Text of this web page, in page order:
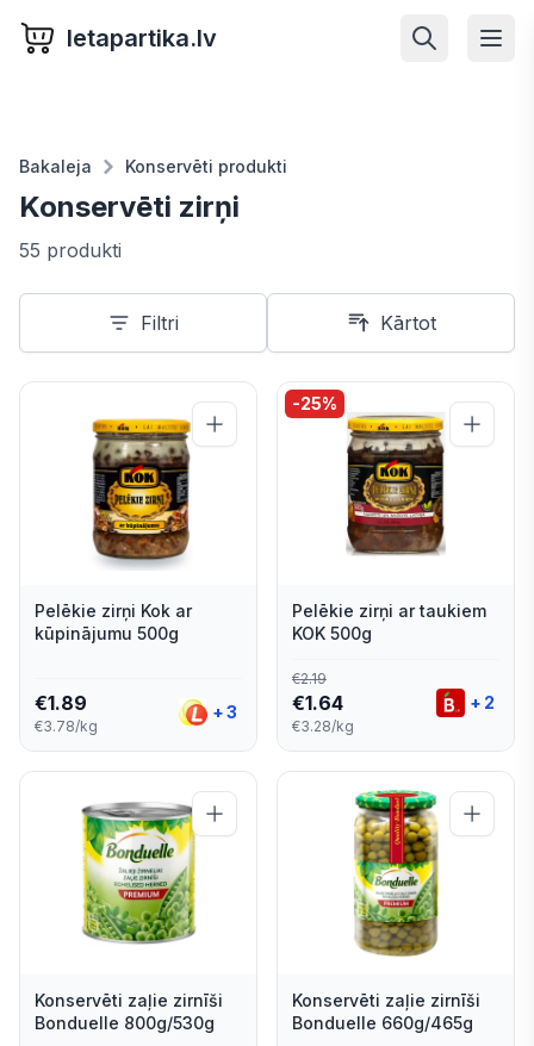
letapartika.lv
Bakaleja Konservēti produkti
Konservēti zirņi
55 produkti
Filtri Kārtot
Pelēkie zirņi Kok ar
kūpinājumu 500g
€1.89
€3.78/kg
+3
-25%
Pelēkie zirņi ar taukiem
KOK 500g
€2.19
€1.64
€3.28/kg
+ 2
Konservēti zaļie zirnīši
Bonduelle 800g/530g
Konservēti zaļie zirnīši
Bonduelle 660g/465g